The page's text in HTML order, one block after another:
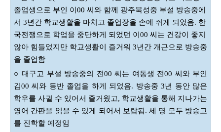
졸업생으로 부인 이00 씨와 함께 광주북성중 부설 방송중에
서 3년간 학교생활을 마치고 졸업장을 손에 쥐게 되었음. 한
국전쟁으로 학업을 중단하게 되었던 이00 씨는 건강이 좋지
않아 힘들었지만 학교생활이 즐거워 3년간 개근으로 방송중
을 졸업함
○ 대구고 부설 방송중의 전00 씨는 여동생 전00 씨와 부인
김00 씨와 동반 졸업을 하게 되었음. 방송중 3년 동안 많은
학우를 사귈 수 있어서 즐거웠고, 학교생활을 통해 지나가는
영어 간판을 읽을 수 있게 되어서 보람됨. 세 명 모두 방송고
를 진학할 예정임